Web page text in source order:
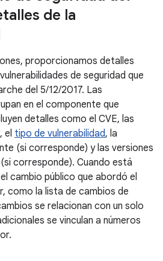
de la
proporcionamos detalles
de seguridad que
del 5/12/2017. Las
en el componente que
detalles como el CVE, las
el tipo de vulnerabilidad, la
(si corresponde) y las versiones
corresponde). Cuando está
cambio público que abordó el
como la lista de cambios de
se relacionan con un solo
se vinculan a números